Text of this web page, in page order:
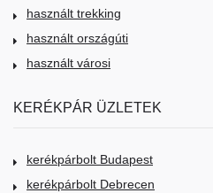
használt trekking
használt országúti
használt városi
KERÉKPÁR ÜZLETEK
kerékpárbolt Budapest
kerékpárbolt Debrecen